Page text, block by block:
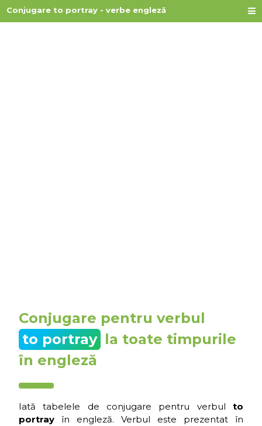
Conjugare to portray - verbe engleză
Conjugare pentru verbul
to portray la toate timpurile
în engleză
Iată tabelele de conjugare pentru verbul to
portray în engleză. Verbul este prezentat în